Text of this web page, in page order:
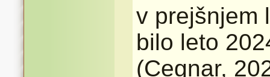
v prejšnjem
bilo leto
(Cegnar,